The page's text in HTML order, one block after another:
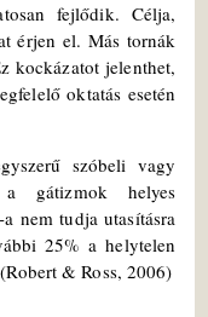
fejlődik. Célja,
érjen el. Más tornák
kockázatot jelenthet,
oktatás esetén
szóbeli vagy
gátizmok helyes
nem tudja utasításra
25% a helytelen
& Ross, 2006)